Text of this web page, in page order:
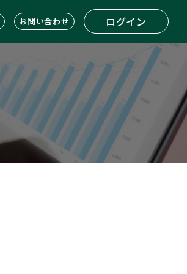
お問い合わせ ログイン